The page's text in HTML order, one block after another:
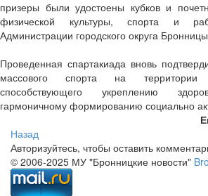
призеры были удостоены кубков и
физической культуры, спорта и
Администрации городского округа
Проведенная спартакиада вновь
массового спорта на территории
способствующего укреплению
гармоничному формированию социально
Назад
Авторизуйтесь, чтобы оставить
© 2006-2025 МУ "Бронницкие новости"